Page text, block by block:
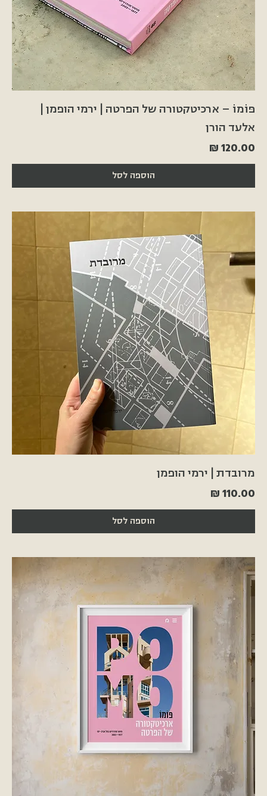
פּוֹמוֹ – ארכיטקטורה של הפרטה | ירמי הופמן |
אלעד הורן
מחיר
הוספה לסל
מרובדת | ירמי הופמן
מחיר
הוספה לסל